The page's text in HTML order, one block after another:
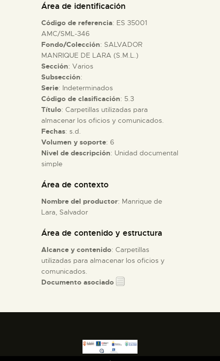
█
EL MUSEO
COLECCIONES
DIDÁCTICA
ESPAÑOL
Área de identificación
Código de referencia: ES 35001
AMC/SML-346
Fondo/Colección: SALVADOR
MANRIQUE DE LARA (S.M.L.)
Sección: Varios
Subsección:
Serie: Indeterminados
Código de clasificación: 5.3
Título: Carpetillas utilizadas para
almacenar los oficios y comunicados.
Fechas: s.d.
Volumen y soporte: 6
Nivel de descripción: Unidad documental
simple
Área de contexto
Nombre del productor: Manrique de
Lara, Salvador
Área de contenido y estructura
Alcance y contenido: Carpetillas
utilizadas para almacenar los oficios y
comunicados.
Documento asociado